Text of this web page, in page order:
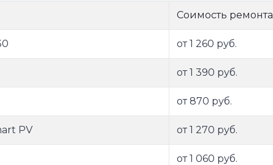
Соимость ремонта
от 1 260 руб.
от 1 390 руб.
от 870 руб.
PV от 1 270 руб.
от 1 060 руб.